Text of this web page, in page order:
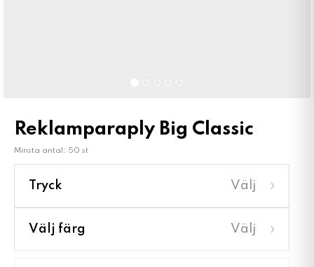
Reklamparaply Big Classic
Minsta antal: 50 st
Tryck Välj ›
Välj färg Välj ›